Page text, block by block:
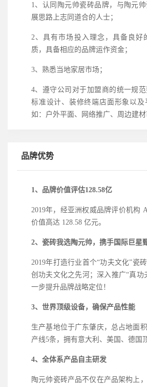
1、认同陶元帅瓷砖品牌，与陶元
展思路上志同道合的人士；
2、具有市场投入理念，具备良好
质，具备相应的品牌运作资金；
3、熟悉当地家居市场；
4、遵守公司对于加盟商的统一规
标准设计、装修终端店面形象以及
如：户外平面、网络推广、周边建材
品牌优势
1、品牌价值评估128.58亿
2019年，经亚洲权威品牌评价机构
价值高达 128.58 亿元。
2、瓷砖我选陶元帅，携手国际巨星
2019年打造行业首个“功夫文化”瓷
创功夫文化之先河；深入推广“真功
一步提升品牌战略定位！
3、世界顶级设备，确保产品性能
生产基地位于广东肇庆，总占地面积
产线5条，拥有意大利、美国、德国
4、全体系产品自主研发
陶元帅瓷砖产品不仅在产品架构上